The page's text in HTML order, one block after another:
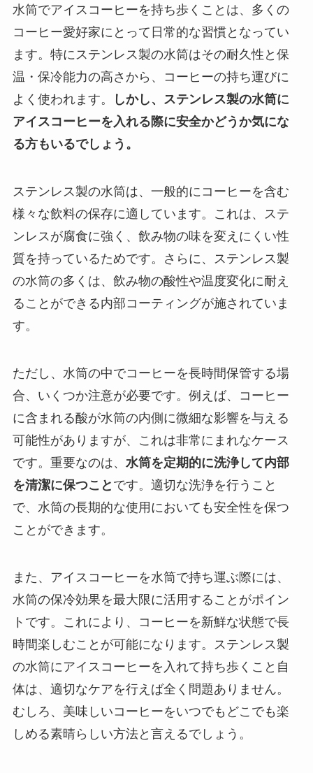
水筒でアイスコーヒーを持ち歩くことは、多くの
コーヒー愛好家にとって日常的な習慣となってい
ます。特にステンレス製の水筒はその耐久性と保
温・保冷能力の高さから、コーヒーの持ち運びに
よく使われます。
しかし、ステンレス製の水筒に
アイスコーヒーを入れる際に安全かどうか気にな
る方もいるでしょう。
ステンレス製の水筒は、一般的にコーヒーを含む
様々な飲料の保存に適しています。これは、ステ
ンレスが腐食に強く、飲み物の味を変えにくい性
質を持っているためです。さらに、ステンレス製
の水筒の多くは、飲み物の酸性や温度変化に耐え
ることができる内部コーティングが施されていま
す。
ただし、水筒の中でコーヒーを長時間保管する場
合、いくつか注意が必要です。例えば、コーヒー
に含まれる酸が水筒の内側に微細な影響を与える
可能性がありますが、これは非常にまれなケース
です。重要なのは、 水筒を定期的に洗浄して内部
を清潔に保つこと です。適切な洗浄を行うこと
で、水筒の長期的な使用においても安全性を保つ
ことができます。
また、アイスコーヒーを水筒で持ち運ぶ際には、
水筒の保冷効果を最大限に活用することがポイン
トです。これにより、コーヒーを新鮮な状態で長
時間楽しむことが可能になります。ステンレス製
の水筒にアイスコーヒーを入れて持ち歩くこと自
体は、適切なケアを行えば全く問題ありません。
むしろ、美味しいコーヒーをいつでもどこでも楽
しめる素晴らしい方法と言えるでしょう。